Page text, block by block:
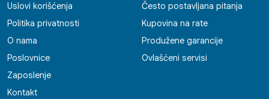
Uslovi korišćenja
Politika privatnosti
O nama
Poslovnice
Zaposlenje
Kontakt
Često postavljana pitanja
Kupovina na rate
Produžene garancije
Ovlašćeni servisi